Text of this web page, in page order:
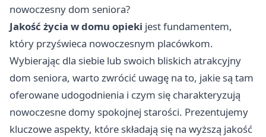
nowoczesny dom seniora?
Jakość życia w domu opieki jest fundamentem,
który przyświeca nowoczesnym placówkom.
Wybierając dla siebie lub swoich bliskich atrakcyjny
dom seniora, warto zwrócić uwagę na to, jakie są tam
oferowane udogodnienia i czym się charakteryzują
nowoczesne domy spokojnej starości. Prezentujemy
kluczowe aspekty, które składają się na wyższą jakość